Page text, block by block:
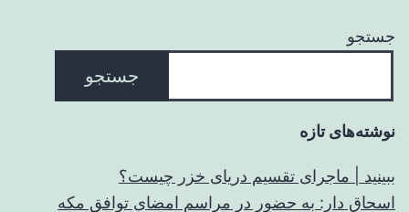
جستجو
جستجو
نوشته‌های تازه
ببینید | ماجرای تقسیم دریای خزر چیست؟
اسحاق‌ دار: به حضور در مراسم امضای توافق مکه